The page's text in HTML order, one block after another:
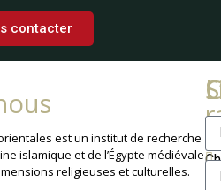
contacter
est un institut de recherche
islamique et de l’Égypte médiévale
religieuses et culturelles.
La